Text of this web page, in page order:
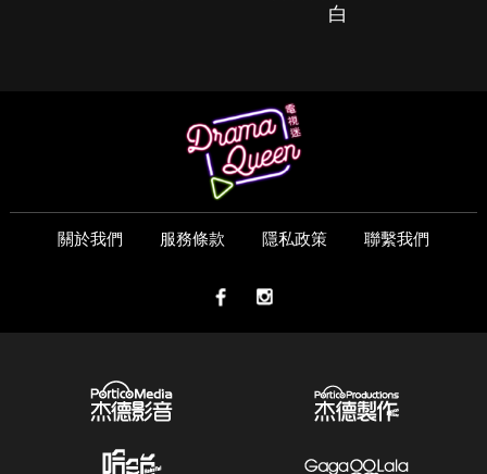
白
關於我們 服務條款 隱私政策 聯繫我們